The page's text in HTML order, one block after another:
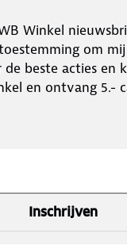
Winkel
om
de beste acties en
en ontvang 5.-
Inschrijven